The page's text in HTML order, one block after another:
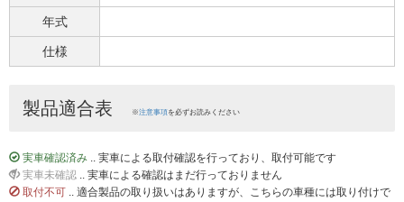
年式
仕様
製品適合表 ※注意事項を必ずお読みください
実車確認済み .. 実車による取付確認を行っており、取付可能です
実車未確認 .. 実車による確認はまだ行っておりません
取付不可 .. 適合製品の取り扱いはありますが、こちらの車種には取り付けで